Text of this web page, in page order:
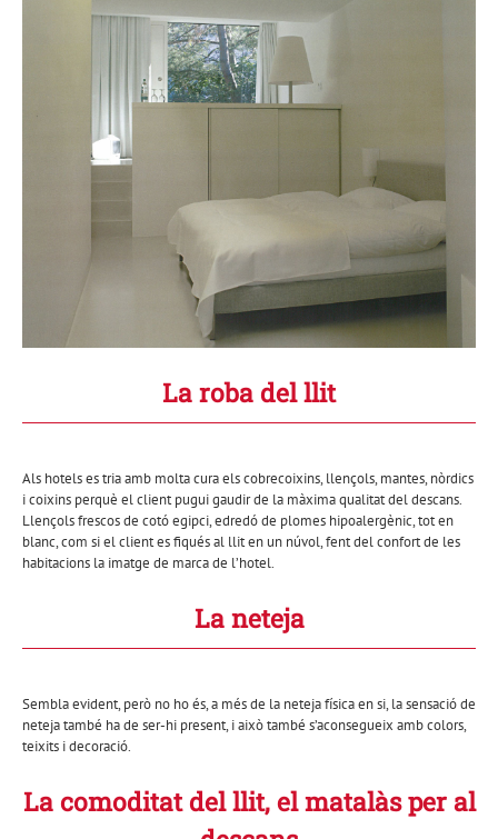
La roba del llit
Als hotels es tria amb molta cura els cobrecoixins, llençols, mantes, nòrdics
i coixins perquè el client pugui gaudir de la màxima qualitat del descans.
Llençols frescos de cotó egipci, edredó de plomes hipoalergènic, tot en
blanc, com si el client es fiqués al llit en un núvol, fent del confort de les
habitacions la imatge de marca de l’hotel.
La neteja
Sembla evident, però no ho és, a més de la neteja física en si, la sensació de
neteja també ha de ser-hi present, i això també s’aconsegueix amb colors,
teixits i decoració.
La comoditat del llit, el matalàs per al